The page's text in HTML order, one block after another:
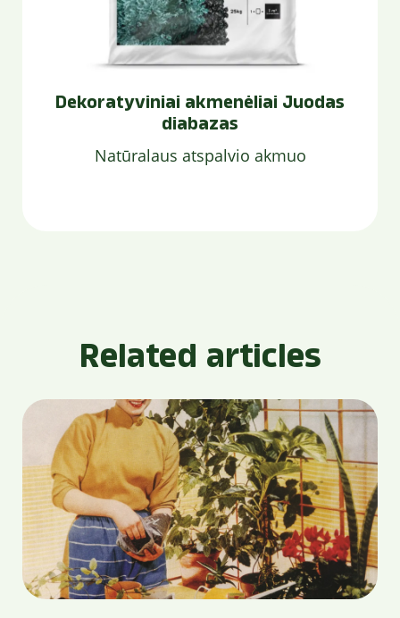
Dekoratyviniai akmenėliai Juodas
diabazas
Natūralaus atspalvio akmuo
Related articles